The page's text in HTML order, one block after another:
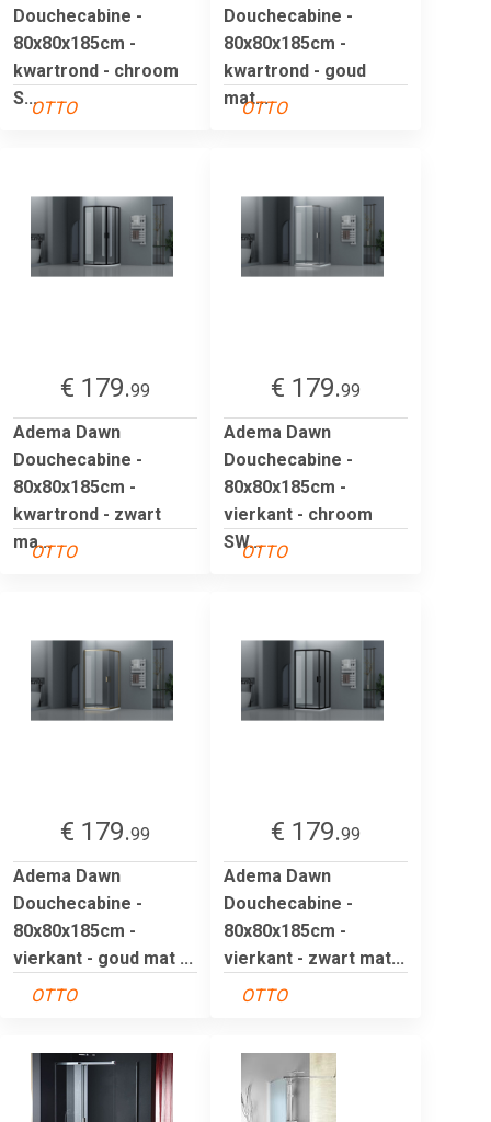
Douchecabine -
80x80x185cm -
kwartrond - chroom
S...OTTO
Douchecabine -
80x80x185cm -
kwartrond - goud
mat...
OTTO
€ 179.99
Adema Dawn
Douchecabine -
80x80x185cm -
kwartrond - zwart
ma...OTTO
€ 179.99
Adema Dawn
Douchecabine -
80x80x185cm -
vierkant - chroom
SW...OTTO
€ 179.99
Adema Dawn
Douchecabine -
80x80x185cm -
vierkant - goud mat ...
OTTO
€ 179.99
Adema Dawn
Douchecabine -
80x80x185cm -
vierkant - zwart mat...
OTTO